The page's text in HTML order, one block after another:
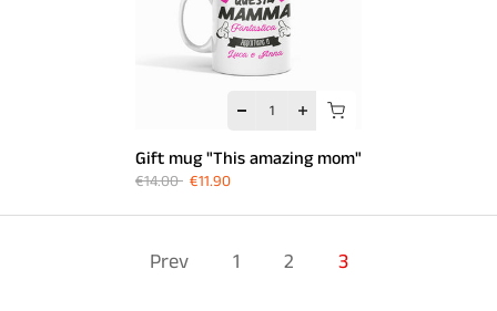
Gift mug "This amazing mom"
€14.00 €11.90
Prev 1 2 3